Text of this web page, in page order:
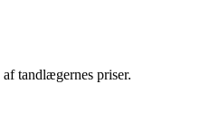
af tandlægernes priser.